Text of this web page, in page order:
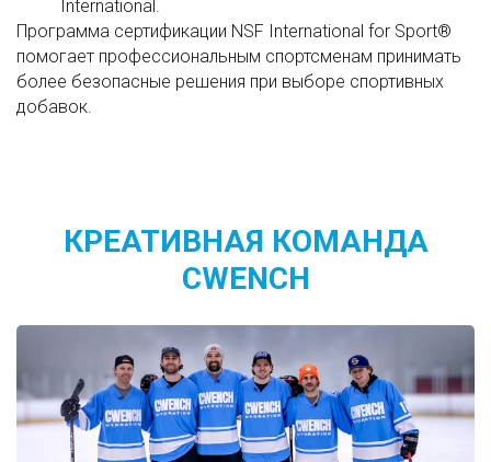
International.
Программа сертификации NSF International for Sport®
помогает профессиональным спортсменам принимать
более безопасные решения при выборе спортивных
добавок.
КРЕАТИВНАЯ КОМАНДА
CWENCH